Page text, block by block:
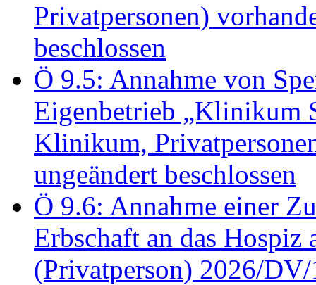
Privatpersonen)
beschlossen
Ö 9.5: Annahme von
Eigenbetrieb „Klinikum
Klinikum,
ungeändert beschlossen
Ö 9.6: Annahme einer
Erbschaft an das
(Privatperson) 2026/DV/